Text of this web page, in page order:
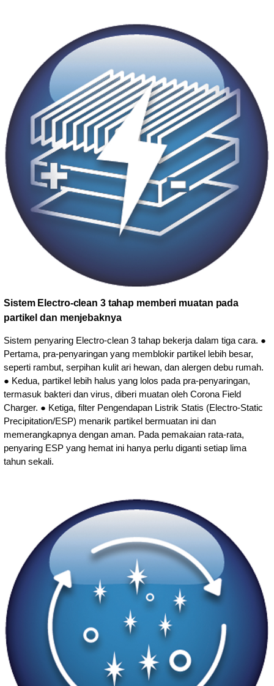
Sistem Electro-clean 3 tahap memberi muatan pada
partikel dan menjebaknya
Sistem penyaring Electro-clean 3 tahap bekerja dalam tiga cara. ●
Pertama, pra-penyaringan yang memblokir partikel lebih besar,
seperti rambut, serpihan kulit ari hewan, dan alergen debu rumah.
● Kedua, partikel lebih halus yang lolos pada pra-penyaringan,
termasuk bakteri dan virus, diberi muatan oleh Corona Field
Charger. ● Ketiga, filter Pengendapan Listrik Statis (Electro-Static
Precipitation/ESP) menarik partikel bermuatan ini dan
memerangkapnya dengan aman. Pada pemakaian rata-rata,
penyaring ESP yang hemat ini hanya perlu diganti setiap lima
tahun sekali.